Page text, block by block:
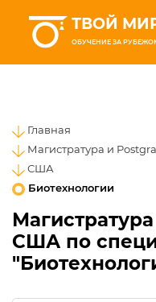
ТВОЙ
ОБУЧЕНИЕ ЗА
Главная
Магистратура и
США
Биотехнологии
США по